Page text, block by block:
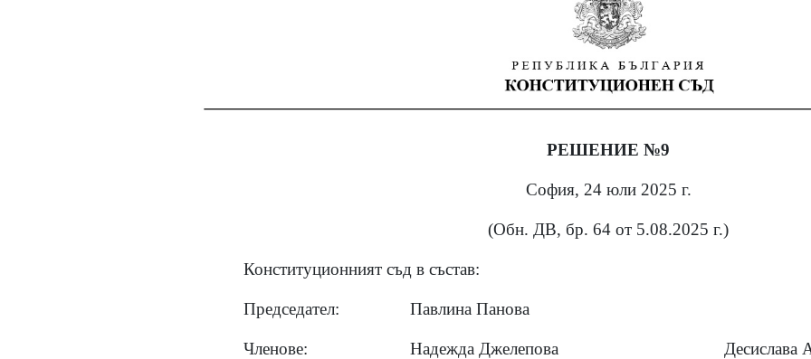
РЕШЕНИЕ №9
София, 24 юли 2025 г.
(Обн. ДВ, бр. 64 от 5.08.2025 г.)
Конституционният съд в състав:
Председател: Павлина Панова
Членове: Надежда Джелепова
Десислава